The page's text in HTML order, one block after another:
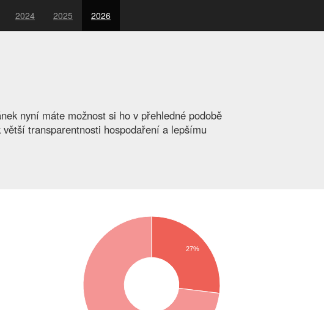
2024 2025 2026
nyní máte možnost si ho v přehledné podobě
transparentnosti hospodaření a lepšímu
27%